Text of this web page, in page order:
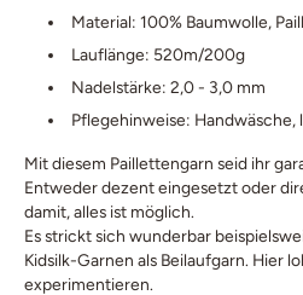
Material: 100% Baumwolle,
Lauflänge: 520m/200g
Nadelstärke: 2,0 - 3,0 mm
Pflegehinweise: Handwäsche,
Mit diesem Paillettengarn seid ihr
Entweder dezent eingesetzt oder
damit, alles ist möglich.
Es strickt sich wunderbar
Kidsilk-Garnen als Beilaufgarn. Hier
experimentieren.